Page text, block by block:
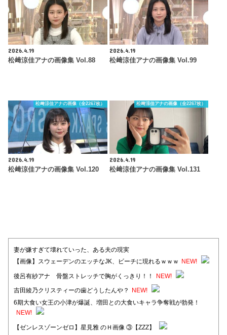
2026.4.19
松﨑涼佳アナの画像集 Vol.88
2026.4.19
松﨑涼佳アナの画像集 Vol.99
松﨑涼佳アナの画像（全2267枚）
2026.4.19
松﨑涼佳アナの画像集 Vol.120
松﨑涼佳アナの画像（全2267枚）
2026.4.19
松﨑涼佳アナの画像集 Vol.131
妻が嫌すぎて壊れていった、ある夫の現実
【画像】スウェーデンのエッチなJK、ビーチに現れるｗｗｗ
NEW!
後呂有紗アナ 骨盤ストレッチで胸がくっきり！！ NEW!
吉田綾乃クリスティーの歯どうしたんや？
NEW!
6期大食い女王の小津が爆誕、増田との大食いキャラ争奪戦が勃発！
NEW!
【ゼンレスゾーンゼロ】星見雅 のＨ画像 ③【ZZZ】